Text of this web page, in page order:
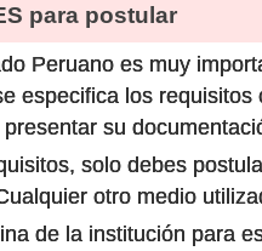
para postular
Peruano es muy
especifica los
su
solo debes
otro medio
de la institución para